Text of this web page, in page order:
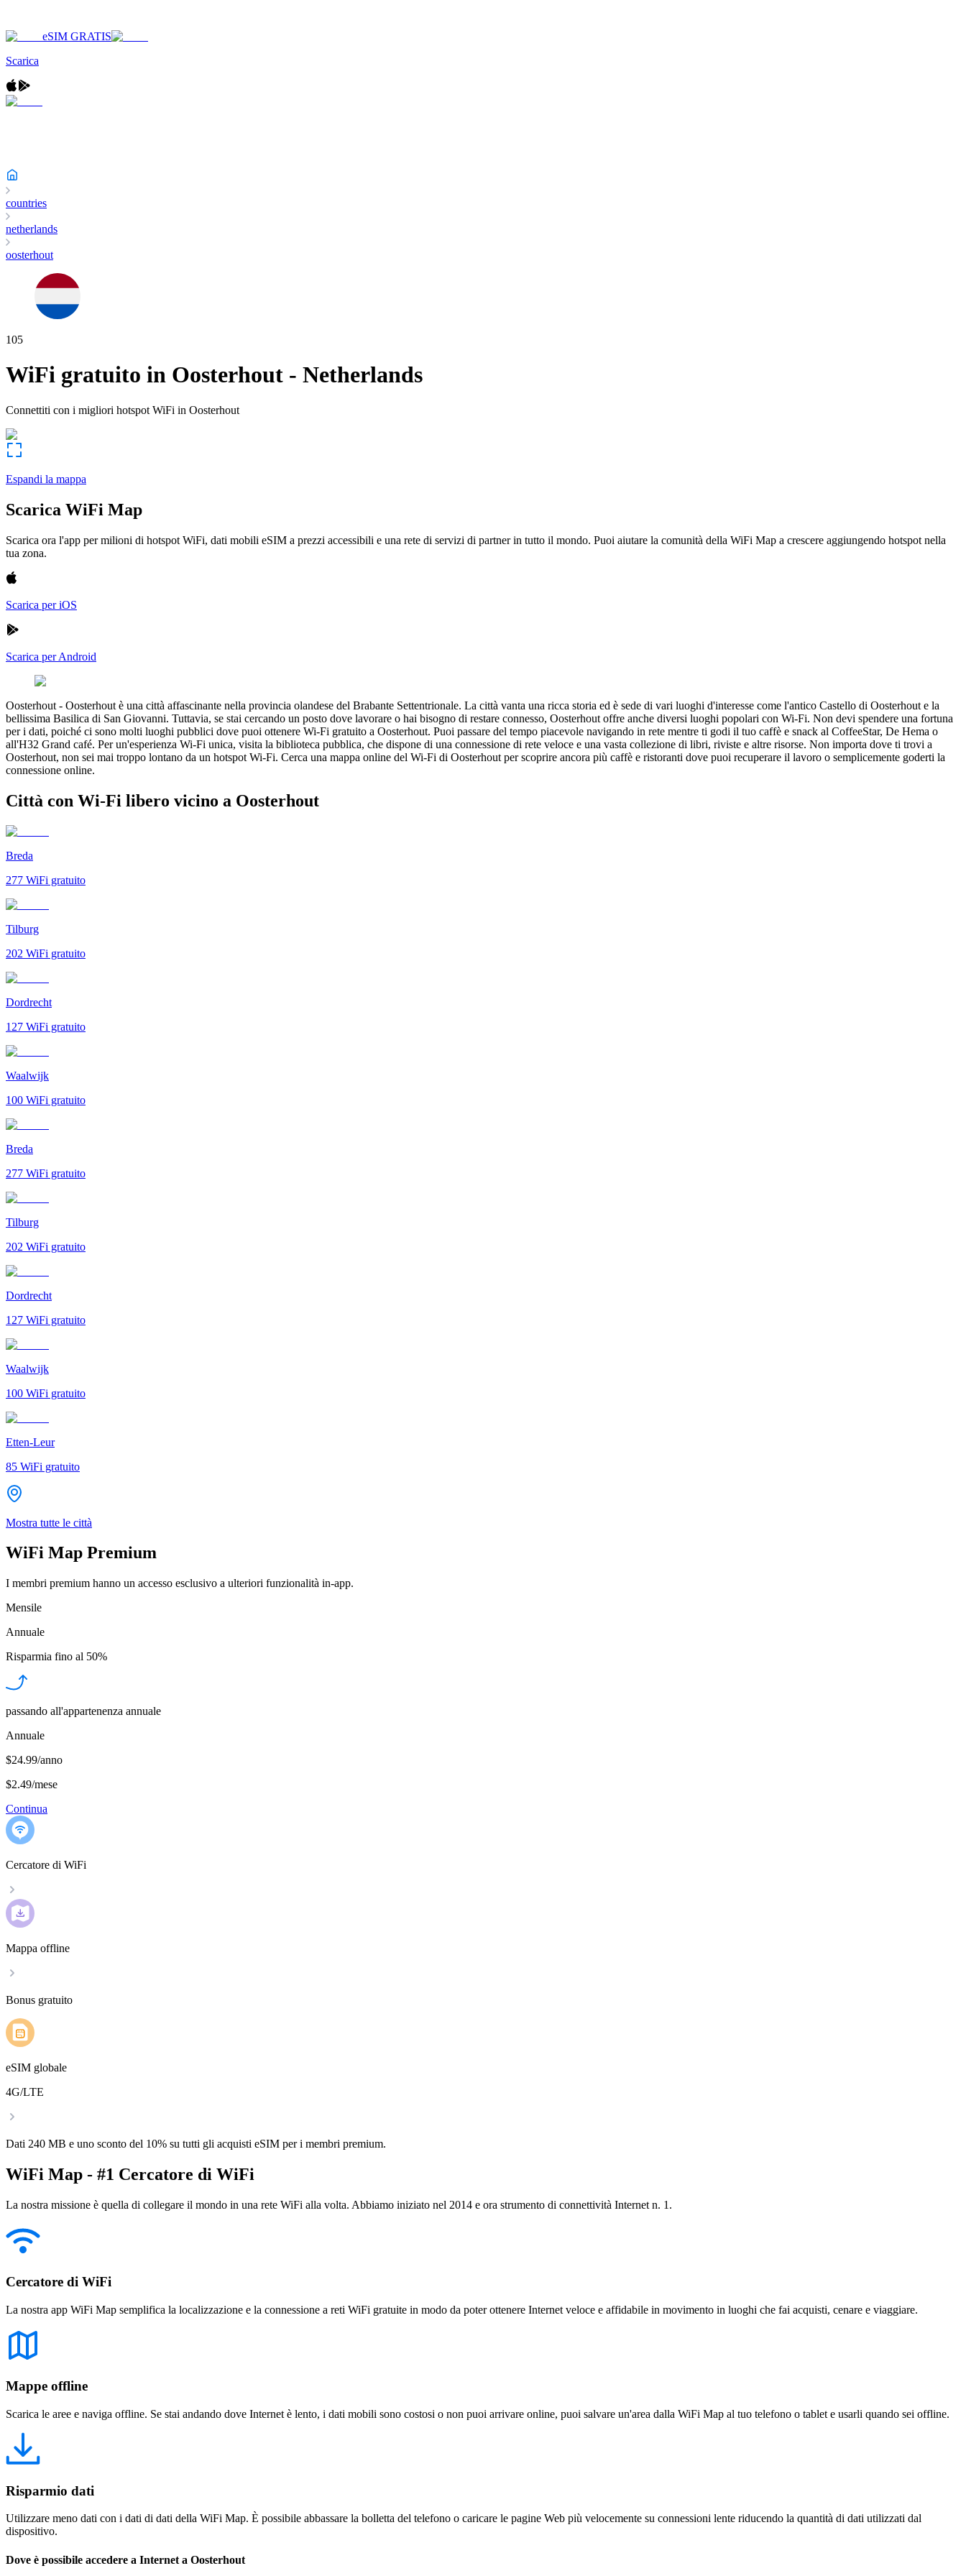
eSIM GRATIS
Scarica
countries
netherlands
oosterhout
105
WiFi gratuito in Oosterhout - Netherlands
Connettiti con i migliori hotspot WiFi in Oosterhout
Espandi la mappa
Scarica WiFi Map
Scarica ora l'app per milioni di hotspot WiFi, dati mobili eSIM a prezzi accessibili e una rete di servizi di partner in tutto il mondo. Puoi aiutare la comunità della WiFi Map a crescere aggiungendo hotspot nella
tua zona.
Scarica per iOS
Scarica per Android
Oosterhout - Oosterhout è una città affascinante nella provincia olandese del Brabante Settentrionale. La città vanta una ricca storia ed è sede di vari luoghi d'interesse come l'antico Castello di Oosterhout e la
bellissima Basilica di San Giovanni. Tuttavia, se stai cercando un posto dove lavorare o hai bisogno di restare connesso, Oosterhout offre anche diversi luoghi popolari con Wi-Fi. Non devi spendere una fortuna
per i dati, poiché ci sono molti luoghi pubblici dove puoi ottenere Wi-Fi gratuito a Oosterhout. Puoi passare del tempo piacevole navigando in rete mentre ti godi il tuo caffè e snack al CoffeeStar, De Hema o
all'H32 Grand café. Per un'esperienza Wi-Fi unica, visita la biblioteca pubblica, che dispone di una connessione di rete veloce e una vasta collezione di libri, riviste e altre risorse. Non importa dove ti trovi a
Oosterhout, non sei mai troppo lontano da un hotspot Wi-Fi. Cerca una mappa online del Wi-Fi di Oosterhout per scoprire ancora più caffè e ristoranti dove puoi recuperare il lavoro o semplicemente goderti la
connessione online.
Città con Wi-Fi libero vicino a Oosterhout
Breda
277 WiFi gratuito
Tilburg
202 WiFi gratuito
Dordrecht
127 WiFi gratuito
Waalwijk
100 WiFi gratuito
Breda
277 WiFi gratuito
Tilburg
202 WiFi gratuito
Dordrecht
127 WiFi gratuito
Waalwijk
100 WiFi gratuito
Etten-Leur
85 WiFi gratuito
Mostra tutte le città
WiFi Map Premium
I membri premium hanno un accesso esclusivo a ulteriori funzionalità in-app.
Mensile
Annuale
Risparmia fino al 50%
passando all'appartenenza annuale
Annuale
$24.99/anno
$2.49/mese
Continua
Cercatore di WiFi
Mappa offline
Bonus gratuito
eSIM globale
4G/LTE
Dati 240 MB e uno sconto del 10% su tutti gli acquisti eSIM per i membri premium.
WiFi Map - #1 Cercatore di WiFi
La nostra missione è quella di collegare il mondo in una rete WiFi alla volta. Abbiamo iniziato nel 2014 e ora strumento di connettività Internet n. 1.
Cercatore di WiFi
La nostra app WiFi Map semplifica la localizzazione e la connessione a reti WiFi gratuite in modo da poter ottenere Internet veloce e affidabile in movimento in luoghi che fai acquisti, cenare e viaggiare.
Mappe offline
Scarica le aree e naviga offline. Se stai andando dove Internet è lento, i dati mobili sono costosi o non puoi arrivare online, puoi salvare un'area dalla WiFi Map al tuo telefono o tablet e usarli quando sei offline.
Risparmio dati
Utilizzare meno dati con i dati di dati della WiFi Map. È possibile abbassare la bolletta del telefono o caricare le pagine Web più velocemente su connessioni lente riducendo la quantità di dati utilizzati dal
dispositivo.
Dove è possibile accedere a Internet a Oosterhout